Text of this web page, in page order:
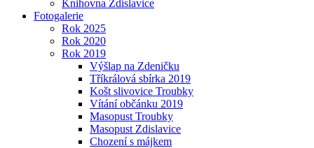
Knihovna Zdislavice
Fotogalerie
Rok 2025
Rok 2020
Rok 2019
Výšlap na Zdeničku
Tříkrálová sbírka 2019
Košt slivovice Troubky
Vítání občánku 2019
Masopust Troubky
Masopust Zdislavice
Chození s májkem